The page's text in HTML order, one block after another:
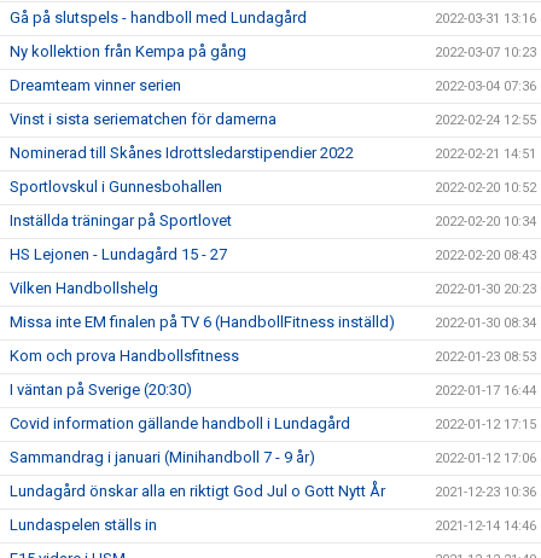
Gå på slutspels - handboll med Lundagård 2022-03-31 13:16
Ny kollektion från Kempa på gång 2022-03-07 10:23
Dreamteam vinner serien 2022-03-04 07:36
Vinst i sista seriematchen för damerna 2022-02-24 12:55
Nominerad till Skånes Idrottsledarstipendier 2022 2022-02-21 14:51
Sportlovskul i Gunnesbohallen 2022-02-20 10:52
Inställda träningar på Sportlovet 2022-02-20 10:34
HS Lejonen - Lundagård 15 - 27 2022-02-20 08:43
Vilken Handbollshelg 2022-01-30 20:23
Missa inte EM finalen på TV 6 (HandbollFitness inställd) 2022-01-30 08:34
Kom och prova Handbollsfitness 2022-01-23 08:53
I väntan på Sverige (20:30) 2022-01-17 16:44
Covid information gällande handboll i Lundagård 2022-01-12 17:15
Sammandrag i januari (Minihandboll 7 - 9 år) 2022-01-12 17:06
Lundagård önskar alla en riktigt God Jul o Gott Nytt År 2021-12-23 10:36
Lundaspelen ställs in 2021-12-14 14:46